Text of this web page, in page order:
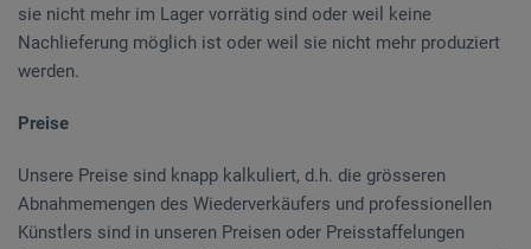
sie nicht mehr im Lager vorrätig sind oder weil keine
Nachlieferung möglich ist oder weil sie nicht mehr produziert
werden.
Preise
Unsere Preise sind knapp kalkuliert, d.h. die grösseren
Abnahmemengen des Wiederverkäufers und professionellen
Künstlers sind in unseren Preisen oder Preisstaffelungen